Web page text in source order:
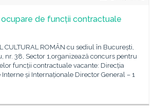
de funcții contractuale
CULTURAL ROMÂN cu sediul în București,
nr. 38, Sector 1,organizează concurs pentru
funcții contractuale vacante: Direcția
și Internaționale Director General – 1